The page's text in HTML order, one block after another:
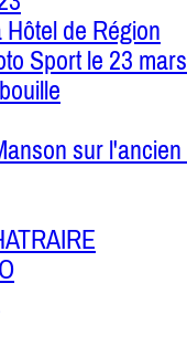
de Région
Sport le 23 mars
sur